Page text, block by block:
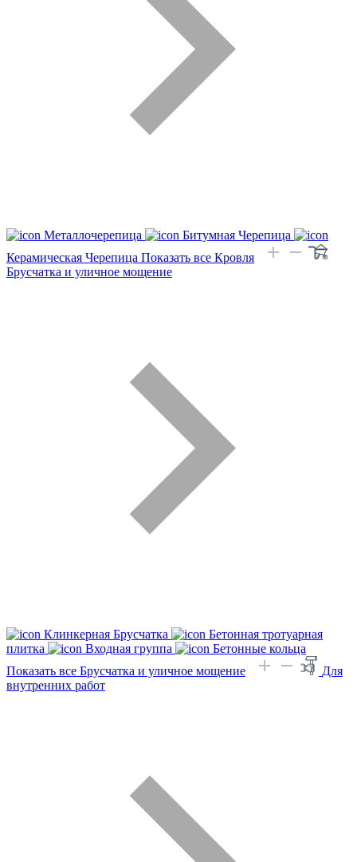
Металлочерепица
Битумная Черепица
Керамическая Черепица Показать все Кровля
Брусчатка и уличное мощение
Клинкерная Брусчатка
Бетонная тротуарная
плитка
Входная группа
Бетонные кольца
Показать все Брусчатка и уличное мощение
Для
внутренних работ